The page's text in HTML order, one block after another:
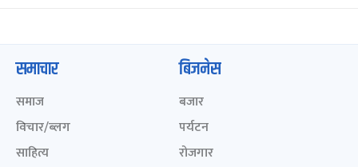
समाचार
समाज
विचार/ब्लग
साहित्य
बिजनेस
बजार
पर्यटन
रोजगार